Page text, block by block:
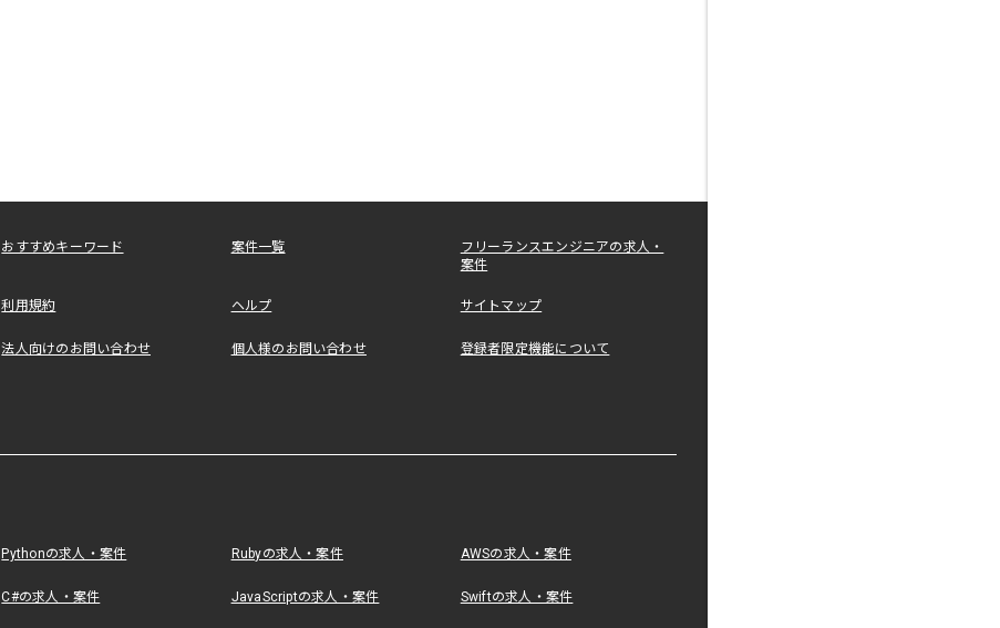
おすすめキーワード 案件一覧
フリーランスエンジニアの求人・
案件
利用規約 ヘルプ サイトマップ
法人向けのお問い合わせ 個人様のお問い合わせ 登録者限定機能について
Pythonの求人・案件 Rubyの求人・案件 AWSの求人・案件
C#の求人・案件 JavaScriptの求人・案件 Swiftの求人・案件